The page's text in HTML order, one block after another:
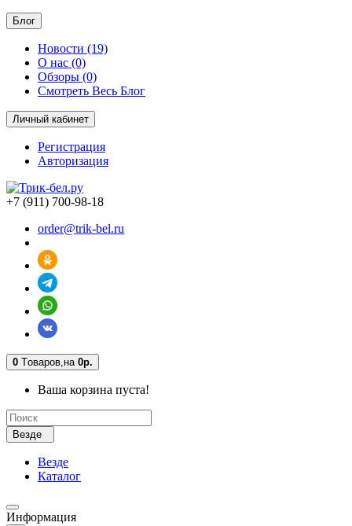
Блог
Новости (19)
О нас (0)
Обзоры (0)
Смотреть Весь Блог
Личный кабинет
Регистрация
Авторизация
+7 (911) 700-98-18
order@trik-bel.ru
0 Tоваров,на 0р.
Ваша корзина пуста!
Везде
Везде
Каталог
Информация